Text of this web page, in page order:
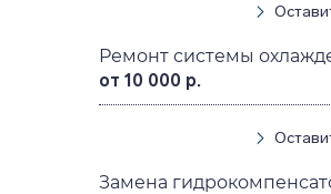
Ремонт системы
от 10 000 р.
Замена